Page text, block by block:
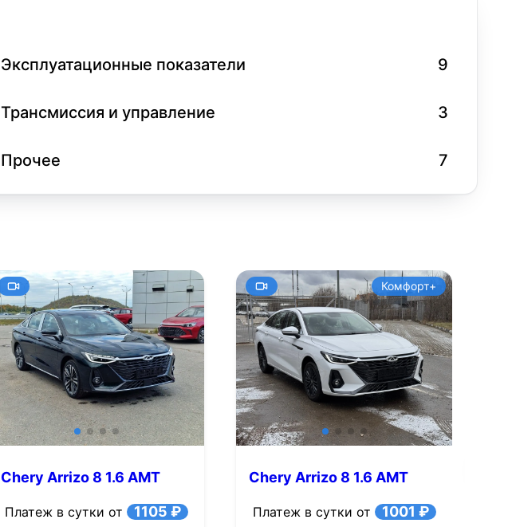
Эксплуатационные показатели 9
Трансмиссия и управление 3
Прочее 7
+9
Смотреть все фото
Chery Arrizo 8 1.6 AMT
Платеж в сутки от 1105 ₽
Комфорт+
Chery Arrizo 8 1.6 AMT
Платеж в сутки от 1001 ₽